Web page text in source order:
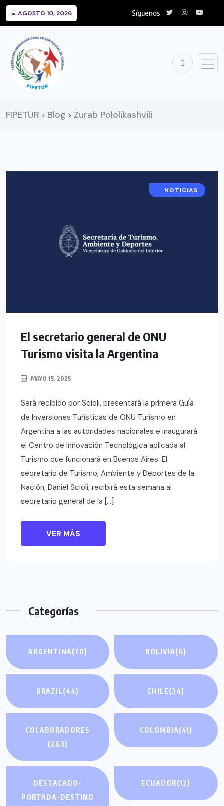
AGOSTO 10, 2026 Síguenos
FIPETUR > Blog > Zurab Pololikashvili
ARGENTINA
NOTICIAS
El secretario general de ONU
Turismo visita la Argentina
MAYO 15, 2025
Será recibido por Scioli, presentará la primera Guía
de Inversiones Turísticas de ONU Turismo en
Argentina a las autoridades nacionales e inaugurará
el Centro de Innovación Tecnológica aplicada al
Turismo que funcionará en Buenos Aires. El
secretario de Turismo, Ambiente y Deportes de la
Nación, Daniel Scioli, recibirá esta semana al
secretario general de la […]
VER MÁS
Categorías
ARGENTINA(70) BOLIVIA(6)
BRAZIL(44) CHILE(34)
COLABORADORES
(263)
COLOMBIA(41)
DESTACADO-
PORTADA-DESTINO
ECUADOR(12)